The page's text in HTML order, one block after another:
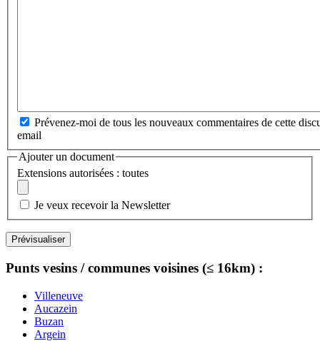
Prévenez-moi de tous les nouveaux commentaires de cette
email
Ajouter un document
Extensions autorisées : toutes
Je veux recevoir la Newsletter
Punts vesins / communes voisines (≤ 16km) :
Villeneuve
Aucazein
Buzan
Argein